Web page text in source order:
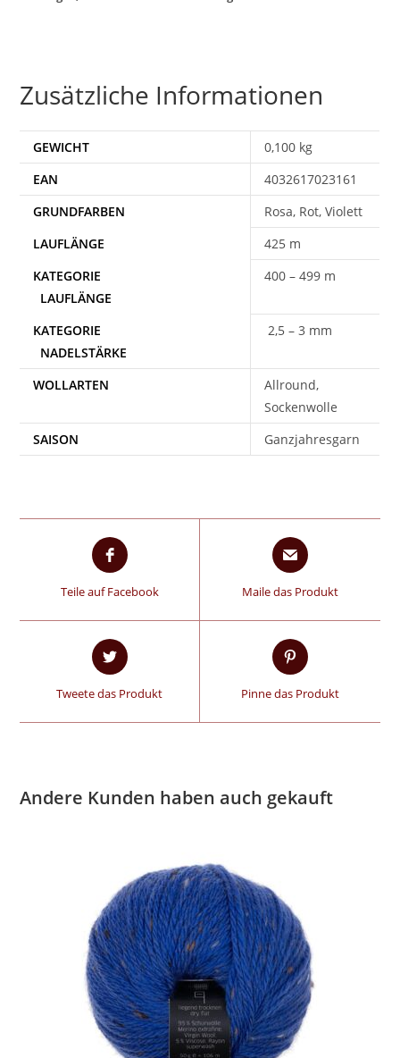
Zusätzliche Informationen
GEWICHT
0,100 kg
EAN
4032617023161
Rosa, Rot, Violett
425 m
400 – 499 m
2,5 – 3 mm
WOLLARTEN
Allround,
Sockenwolle
SAISON
Ganzjahresgarn
Teile auf Facebook Maile das Produkt
Tweete das Produkt Pinne das Produkt
Andere Kunden haben auch gekauft